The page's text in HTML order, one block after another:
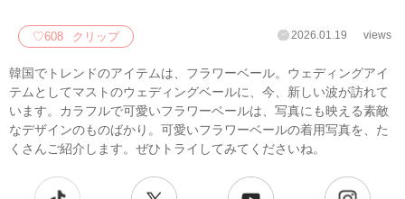
♡608 クリップ 2026.01.19 views
韓国でトレンドのアイテムは、フラワーベール。ウェディングアイ
テムとしてマストのウェディングベールに、今、新しい波が訪れて
います。カラフルで可愛いフラワーベールは、写真にも映える素敵
なデザインのものばかり。可愛いフラワーベールの着用写真を、た
くさんご紹介します。ぜひトライしてみてくださいね。